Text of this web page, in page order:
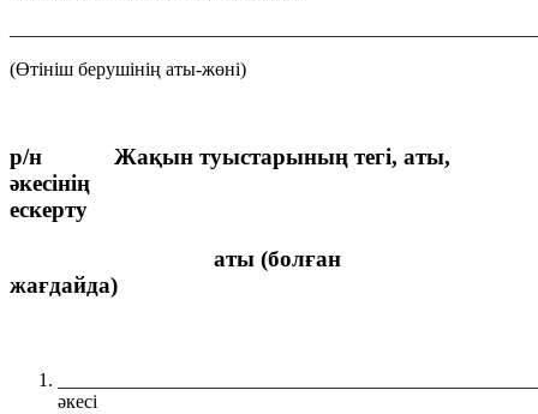
(Өтініш берушінің аты-жөні)
р/н Жақын туыстарының тегі, аты,
әкесінің
ескерту
аты (болған
жағдайда)
әкесі